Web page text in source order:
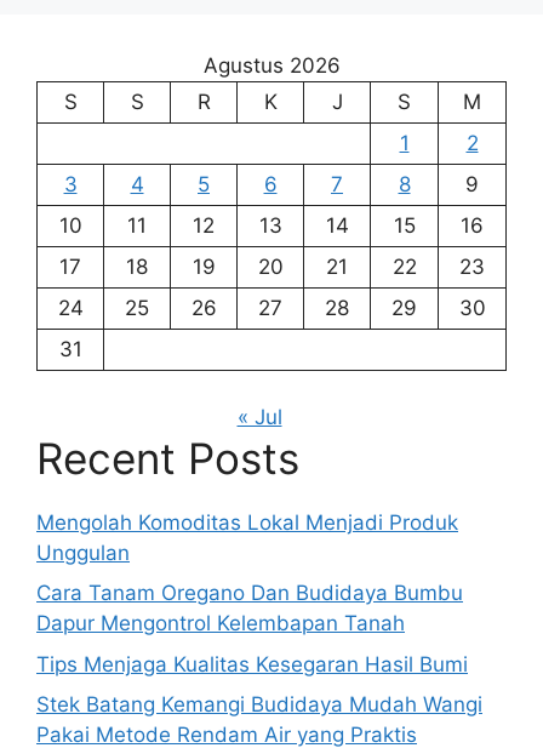
Agustus 2026
S
S R K J S
M
1
2
3
4 5 6 7 8
9
10
11 12 13 14 15
16
17
18 19 20 21 22
23
24
25 26 27 28 29
30
31
« Jul
Recent Posts
Mengolah Komoditas Lokal Menjadi Produk
Unggulan
Cara Tanam Oregano Dan Budidaya Bumbu
Dapur Mengontrol Kelembapan Tanah
Tips Menjaga Kualitas Kesegaran Hasil Bumi
Stek Batang Kemangi Budidaya Mudah Wangi
Pakai Metode Rendam Air yang Praktis